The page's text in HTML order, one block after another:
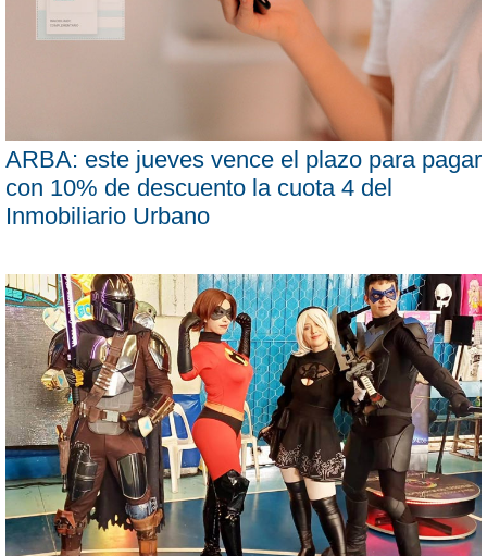
ARBA: este jueves vence el plazo para pagar
con 10% de descuento la cuota 4 del
Inmobiliario Urbano